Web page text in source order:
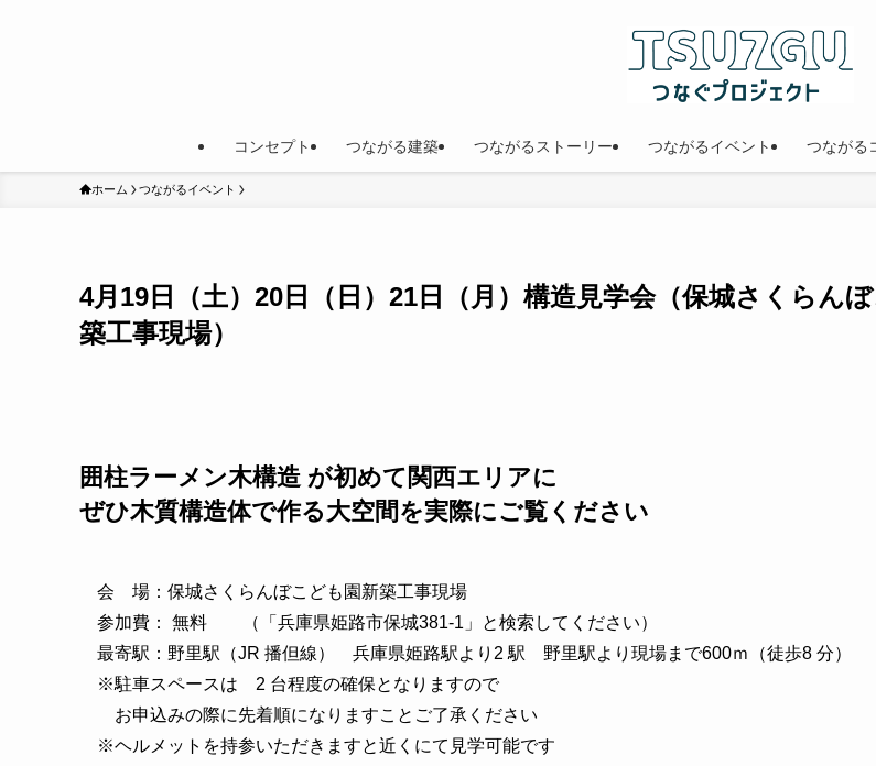
コンセプト つながる建築 つながるストーリー つながるイベント つながる
ホーム つながるイベント
4月19日（土）20日（日）21日（月）構造見学会（保城さくらん
築工事現場）
囲柱ラーメン木構造 が初めて関西エリアに
ぜひ木質構造体で作る大空間を実際にご覧ください
会 場：保城さくらんぼこども園新築工事現場
参加費： 無料 （「兵庫県姫路市保城381-1」と検索してください）
最寄駅：野里駅（JR 播但線） 兵庫県姫路駅より2 駅 野里駅より現場まで600ｍ（徒歩8 分）
※駐車スペースは 2 台程度の確保となりますので
お申込みの際に先着順になりますことご了承ください
※ヘルメットを持参いただきますと近くにて見学可能です